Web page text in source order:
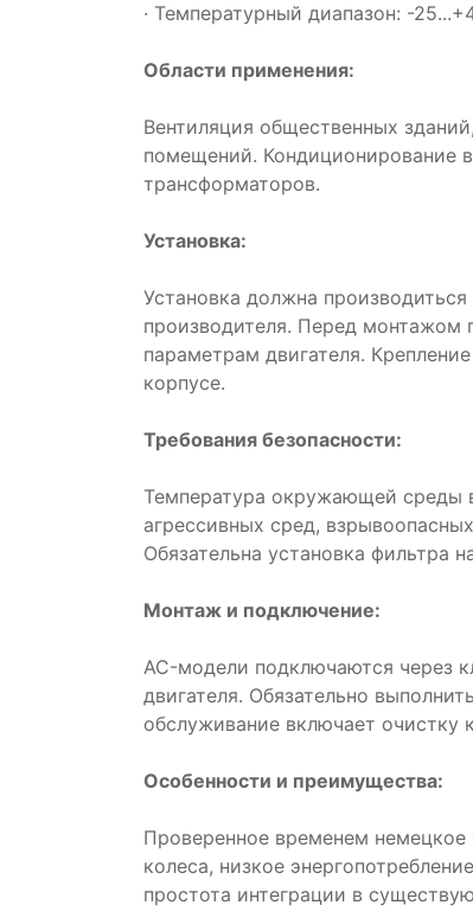
· Температурный диапазон: -
Области применения:
Вентиляция общественных
помещений. Кондиционирование
трансформаторов.
Установка:
Установка должна
производителя. Перед монтажом
параметрам двигателя.
корпусе.
Требования безопасности:
Температура окружающей среды
агрессивных сред,
Обязательна установка фильтра
Монтаж и подключение:
AC-модели подключаются через
двигателя. Обязательно
обслуживание включает очистку
Особенности и преимущества:
Проверенное временем немецкое
колеса, низкое
простота интеграции в